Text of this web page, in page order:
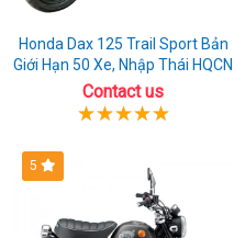
Honda Dax 125 Trail Sport Bản
Giới Hạn 50 Xe, Nhập Thái HQCN
Contact us
5